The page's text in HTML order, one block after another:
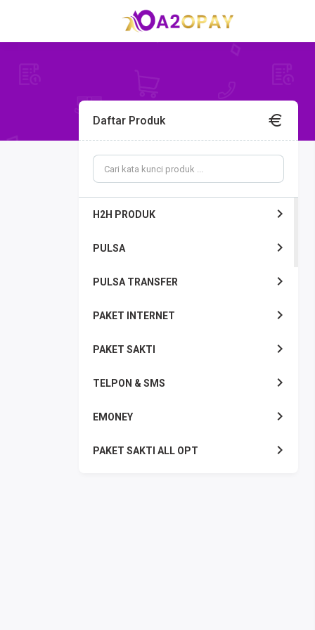
Daftar Produk
H2H PRODUK
PULSA
PULSA TRANSFER
PAKET INTERNET
PAKET SAKTI
TELPON & SMS
EMONEY
PAKET SAKTI ALL OPT